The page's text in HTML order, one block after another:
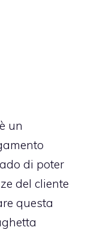
è un
di poter
del cliente
questa